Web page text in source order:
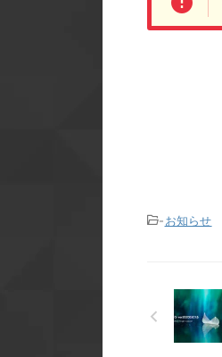
-お知らせ